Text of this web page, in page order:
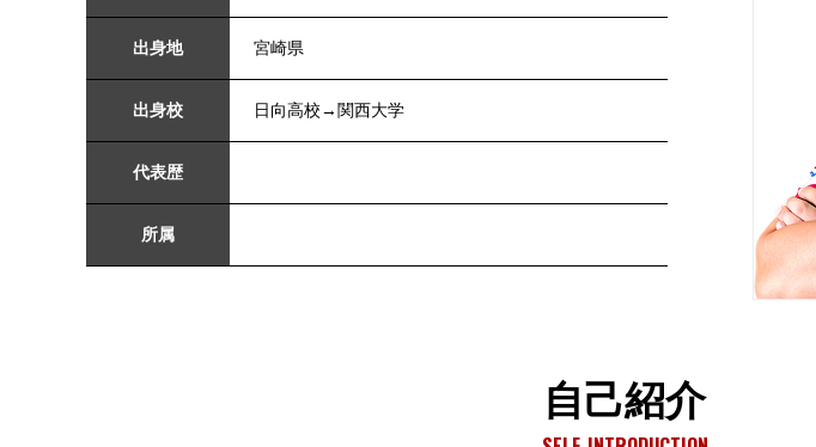
出身地 宮崎県
出身校 日向高校→関西大学
代表歴
所属
自己紹介